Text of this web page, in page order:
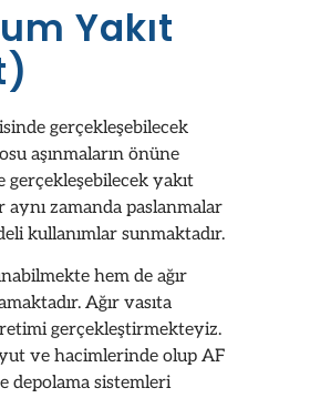
Yakıt
gerçekleşebilecek
aşınmaların önüne
gerçekleşebilecek yakıt
aynı zamanda paslanmalar
kullanımlar sunmaktadır.
hem de ağır
Ağır vasıta
gerçekleştirmekteyiz.
ve hacimlerinde olup AF
depolama sistemleri